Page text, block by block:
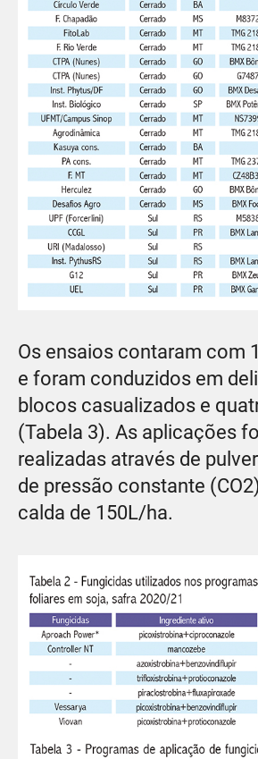
Os ensaios contaram com
e foram conduzidos em
blocos casualizados e
(Tabela 3). As aplicações
realizadas através de
de pressão constante
calda de 150L/ha.